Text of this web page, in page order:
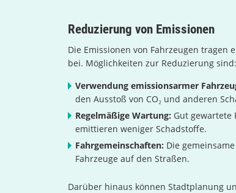
Reduzierung von Emissionen
Die Emissionen von Fahrzeugen
bei. Möglichkeiten zur Reduzierung sind:
Verwendung emissionsarmer
den Ausstoß von CO₂ und anderen
Regelmäßige Wartung: Gut gewartete
emittieren weniger Schadstoffe.
Fahrgemeinschaften: Die
Fahrzeuge auf den Straßen.
Darüber hinaus können Stadtplanung